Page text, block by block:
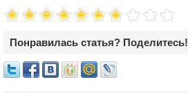
Понравилась статья? Поделитесь!